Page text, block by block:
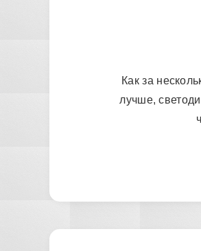
Как за
лучше,